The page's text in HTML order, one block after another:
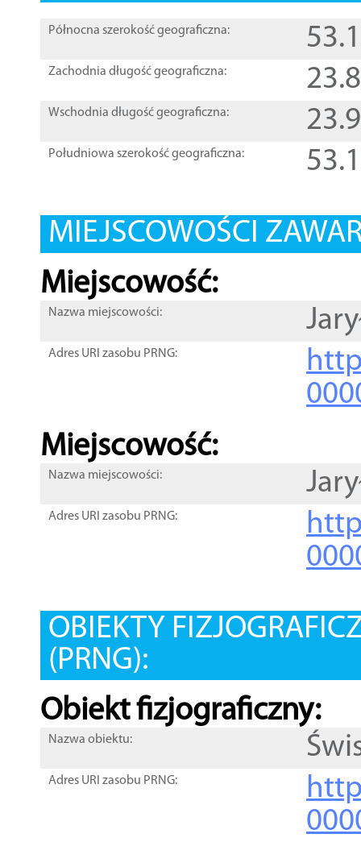
Północna szerokość geograficzna:
Zachodnia długość geograficzna:
Wschodnia długość geograficzna:
Południowa szerokość geograficzna:
MIEJSCOWOŚCI
Miejscowość:
Nazwa miejscowości:
Adres URI zasobu PRNG:
Miejscowość:
Nazwa miejscowości:
Adres URI zasobu PRNG:
OBIEKTY
(PRNG):
Obiekt fizjograficzny:
Nazwa obiektu:
Adres URI zasobu PRNG: